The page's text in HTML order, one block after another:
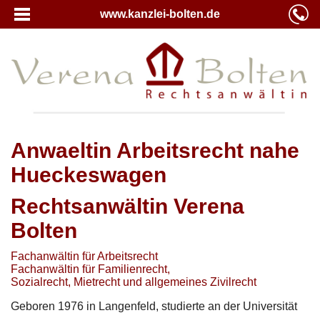
www.kanzlei-bolten.de
Anwaeltin Arbeitsrecht nahe
Hueckeswagen
Rechtsanwältin Verena
Bolten
Fachanwältin für Arbeitsrecht
Fachanwältin für Familienrecht,
Sozialrecht, Mietrecht und allgemeines Zivilrecht
Geboren 1976 in Langenfeld, studierte an der Universität